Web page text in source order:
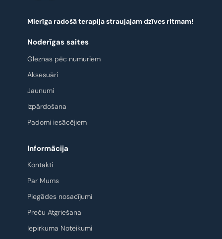
Mierīga radošā terapija straujajam dzīves ritmam!
Noderīgas saites
Gleznas pēc numuriem
Aksesuāri
Jaunumi
Izpārdošana
Padomi iesācējiem
Informācija
Kontakti
Par Mums
Piegādes nosacījumi
Preču Atgriešana
Iepirkuma Noteikumi